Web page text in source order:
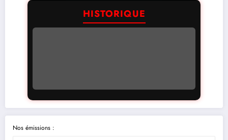
HISTORIQUE
Nos émissions :